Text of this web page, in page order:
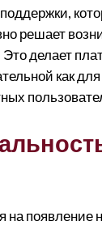
решает
Это делает
как
на появление